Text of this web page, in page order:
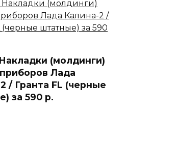
(молдинги)
Лада
/ Гранта FL (черные
за 590 р.